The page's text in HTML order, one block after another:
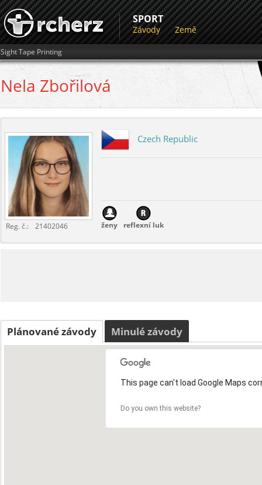
SPORT
Závody Země
Sight Tape Printing
Nela Zbořilová
Reg. č.: 21402046
Czech Republic
ženy reflexní luk
Plánované závody Minulé závody
This page can't load Google Maps
Do you own this website?